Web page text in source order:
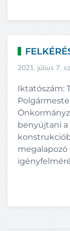
2021. július 7.
Iktatószám:
benyújtani a